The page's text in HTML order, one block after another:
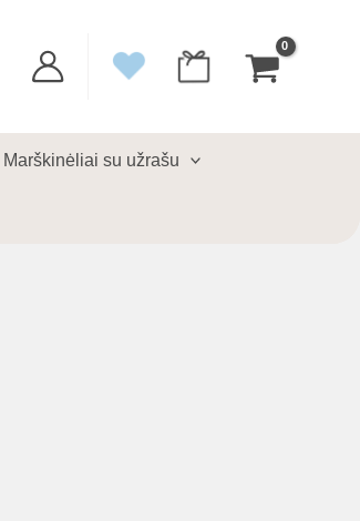
Marškinėliai su užrašu